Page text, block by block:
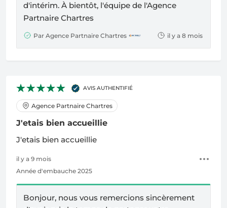
d'intérim. À bientôt, l'équipe de l'Agence
Partnaire Chartres
Par Agence Partnaire Chartres il y a 8 mois
AVIS AUTHENTIFIÉ
Agence Partnaire Chartres
J'etais bien accueillie
J'etais bien accueillie
il y a 9 mois
Année d'embauche 2025
Bonjour, nous vous remercions sincèrement